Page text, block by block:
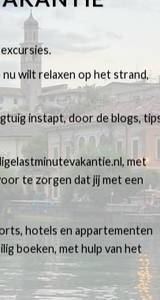
nu wilt relaxen op het strand,
instapt, door de blogs,
met
te zorgen dat jij met een
hotels en appartementen
boeken, met hulp van het